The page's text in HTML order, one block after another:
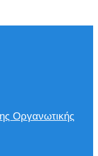
Οργανωτικής